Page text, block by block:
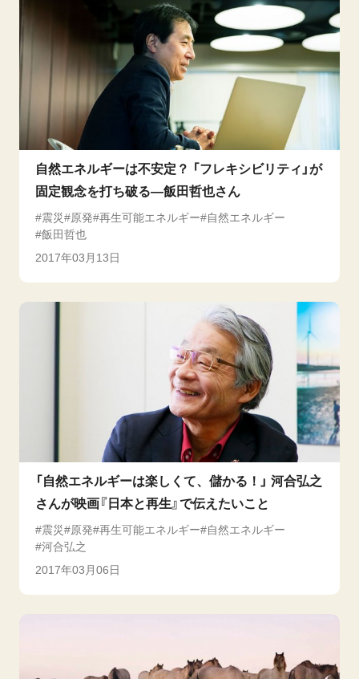
自然エネルギーは不安定？ 「フレキシビリティ」が
固定観念を打ち破る―飯田哲也さん
震災 原発 再生可能エネルギー
自然エネルギー
飯田哲也
2017年03月13日
「自然エネルギーは楽しくて、儲かる！」 河合弘之
さんが映画『日本と再生』で伝えたいこと
震災 原発 再生可能エネルギー
自然エネルギー
河合弘之
2017年03月06日